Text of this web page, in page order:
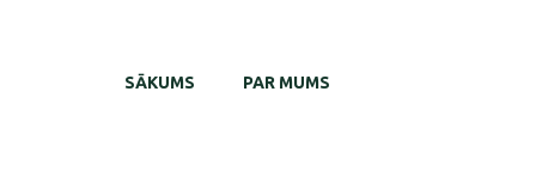
SĀKUMS PAR MUMS